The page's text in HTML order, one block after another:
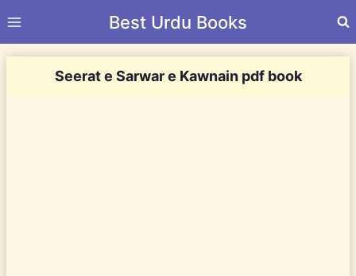
to
Best Urdu Books
Seerat e Sarwar e Kawnain pdf book